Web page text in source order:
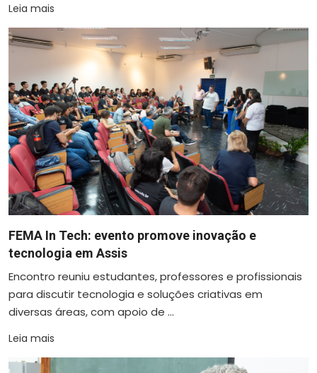
Leia mais
FEMA In Tech: evento promove inovação e
tecnologia em Assis
Encontro reuniu estudantes, professores e profissionais
para discutir tecnologia e soluções criativas em
diversas áreas, com apoio de ...
Leia mais